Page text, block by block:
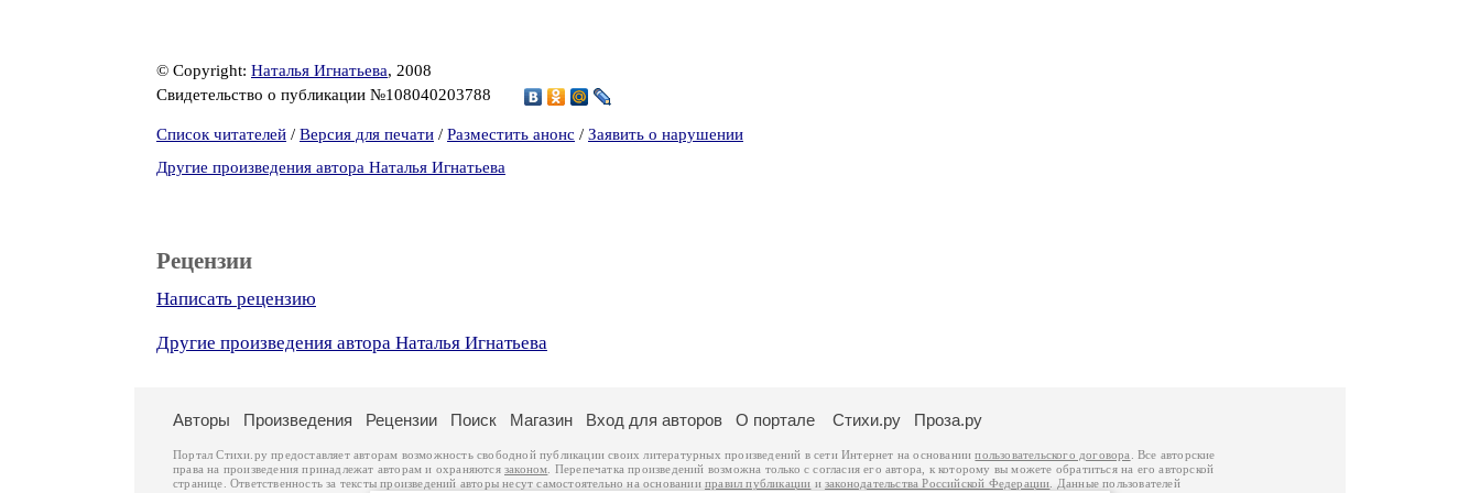
© Copyright: Наталья Игнатьева, 2008
Свидетельство о публикации №108040203788
Список читателей / Версия для печати / Разместить анонс / Заявить о нарушении
Другие произведения автора Наталья Игнатьева
Рецензии
Написать рецензию
Другие произведения автора Наталья Игнатьева
Авторы Произведения Рецензии Поиск Магазин Вход для авторов О портале Стихи.ру Проза.ру
Портал Стихи.ру предоставляет авторам возможность свободной публикации своих литературных произведений в сети Интернет на основаниипользовательского договора
. Все авторские
права на произведения принадлежат авторам и охраняются законом . Перепечатка произведений возможна только с согласия его автора, к которому вы можете обратиться на его авторской
странице. Ответственность за тексты произведений авторы несут самостоятельно на основанииправил публикации изаконодательства Российской Федерации . Данные пользователей